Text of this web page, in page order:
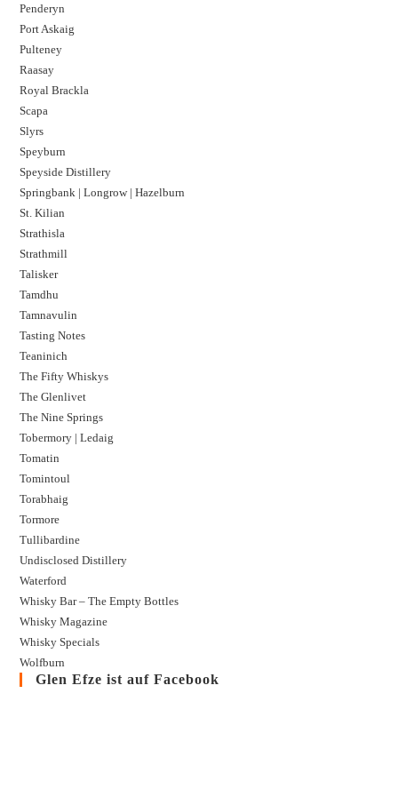
Penderyn
Port Askaig
Pulteney
Raasay
Royal Brackla
Scapa
Slyrs
Speyburn
Speyside Distillery
Springbank | Longrow | Hazelburn
St. Kilian
Strathisla
Strathmill
Talisker
Tamdhu
Tamnavulin
Tasting Notes
Teaninich
The Fifty Whiskys
The Glenlivet
The Nine Springs
Tobermory | Ledaig
Tomatin
Tomintoul
Torabhaig
Tormore
Tullibardine
Undisclosed Distillery
Waterford
Whisky Bar – The Empty Bottles
Whisky Magazine
Whisky Specials
Wolfburn
Glen Efze ist auf Facebook